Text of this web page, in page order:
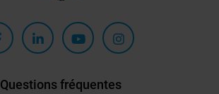
Questions fréquentes